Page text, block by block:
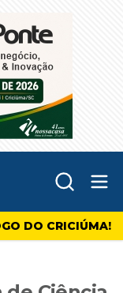
DO CRICIÚMA!